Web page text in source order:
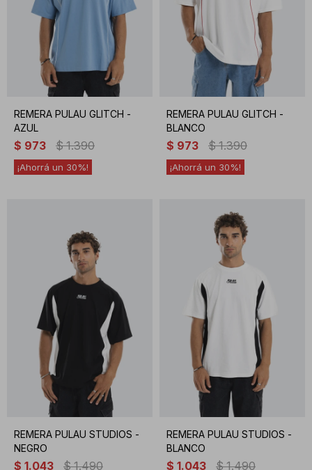
REMERA PULAU GLITCH -
AZUL
$ 973 $ 1.390
30
REMERA PULAU GLITCH -
BLANCO
$ 973 $ 1.390
30
REMERA PULAU STUDIOS -
NEGRO
$ 1.043 $ 1.490
REMERA PULAU STUDIOS -
BLANCO
$ 1.043 $ 1.490